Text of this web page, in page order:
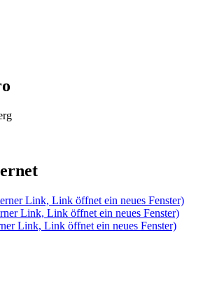
Link, Link öffnet ein neues Fenster)
Link, Link öffnet ein neues Fenster)
Link, Link öffnet ein neues Fenster)